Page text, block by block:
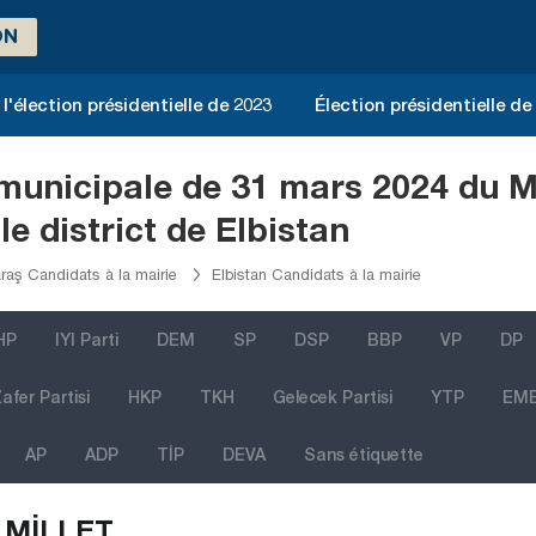
présidentielle de 2023 Élection présidentielle de
de 31 mars 2024 du
district de Elbistan
Candidats à la mairie Elbistan Candidats à la mairie
IYI Parti DEM SP DSP BBP VP DP
Partisi HKP TKH Gelecek Partisi YTP
AP ADP TİP DEVA Sans étiquette